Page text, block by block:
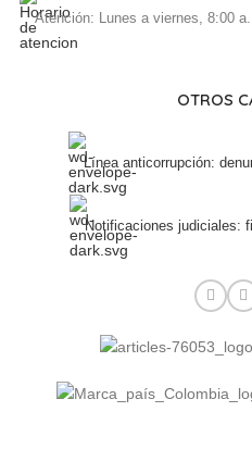
Atención: Lunes a viernes, 8:00
OTROS
Línea anticorrupción:
Notificaciones judiciales: